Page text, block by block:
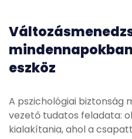
eszköz
A pszichológiai biztonság
vezető tudatos feladata:
kialakítania, ahol a